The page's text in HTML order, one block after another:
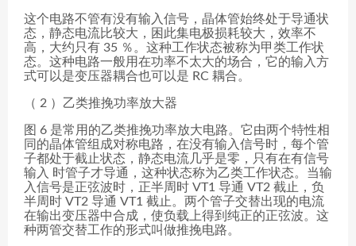
这个电路不管有没有输入信号，晶体管始终处于导通状
态，静态电流比较大，困此集电极损耗较大，效率不
高，大约只有 35 ％。这种工作状态被称为甲类工作状
态。这种电路一般用在功率不太大的场合，它的输入方
式可以是变压器耦合也可以是 RC 耦合。
（ 2 ）乙类推挽功率放大器
图 6 是常用的乙类推挽功率放大电路。它由两个特性相
同的晶体管组成对称电路，在没有输入信号时，每个管
子都处于截止状态，静态电流几乎是零，只有在有信号
输入 时管子才导通，这种状态称为乙类工作状态。当输
入信号是正弦波时，正半周时 VT1 导通 VT2 截止，负
半周时 VT2 导通 VT1 截止。两个管子交替出现的电流
在输出变压器中合成，使负载上得到纯正的正弦波。这
种两管交替工作的形式叫做推挽电路。